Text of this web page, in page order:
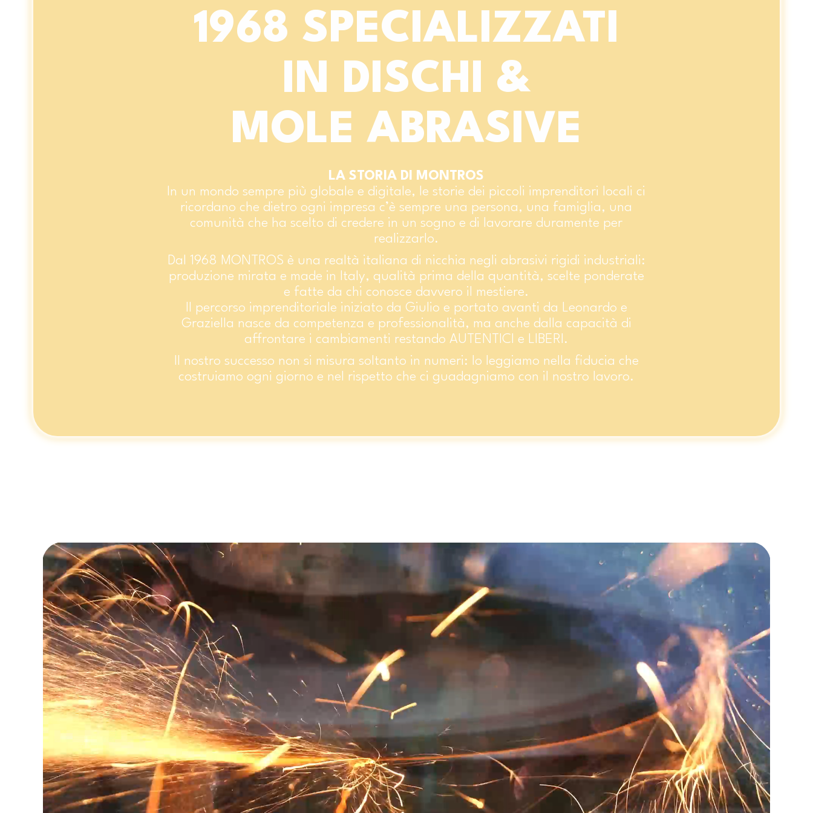
1968 SPECIALIZZATI
IN DISCHI &
MOLE ABRASIVE
LA STORIA DI MONTROS
In un mondo sempre più globale e digitale, le storie dei piccoli imprenditori locali ci
ricordano che dietro ogni impresa c’è sempre una persona, una famiglia, una
comunità che ha scelto di credere in un sogno e di lavorare duramente per
realizzarlo.
Dal 1968 MONTROS è una realtà italiana di nicchia negli abrasivi rigidi industriali:
produzione mirata e made in Italy, qualità prima della quantità, scelte ponderate
e fatte da chi conosce davvero il mestiere.
Il percorso imprenditoriale iniziato da Giulio e portato avanti da Leonardo e
Graziella nasce da competenza e professionalità, ma anche dalla capacità di
affrontare i cambiamenti restando AUTENTICI e LIBERI.
Il nostro successo non si misura soltanto in numeri: lo leggiamo nella fiducia che
costruiamo ogni giorno e nel rispetto che ci guadagniamo con il nostro lavoro.